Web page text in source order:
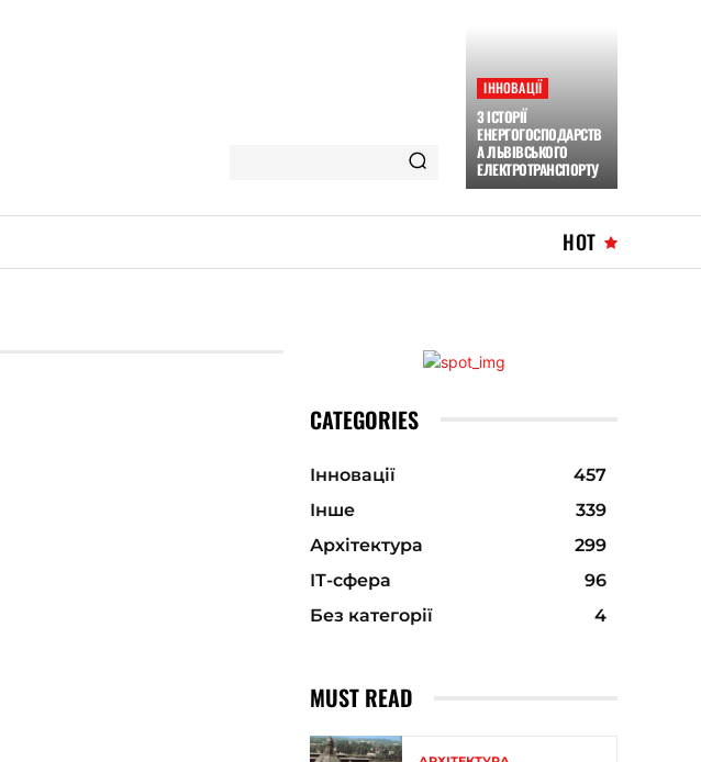
ІННОВАЦІЇ
З ІСТОРІЇ
ЕНЕРГОГОСПОДАРСТВ
А ЛЬВІВСЬКОГО
ЕЛЕКТРОТРАНСПОРТУ
HOT
CATEGORIES
Інновації
457
Інше
339
Архітектура
299
ІТ-сфера
96
Без категорії
4
MUST READ